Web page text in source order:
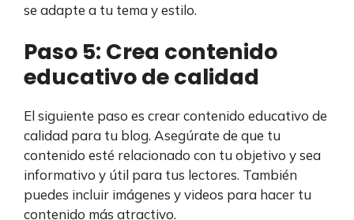
se adapte a tu tema y estilo.
Paso 5: Crea contenido
educativo de calidad
El siguiente paso es crear contenido educativo de
calidad para tu blog. Asegúrate de que tu
contenido esté relacionado con tu objetivo y sea
informativo y útil para tus lectores. También
puedes incluir imágenes y videos para hacer tu
contenido más atractivo.